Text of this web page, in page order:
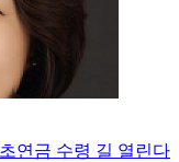
연금 수령 길 열린다